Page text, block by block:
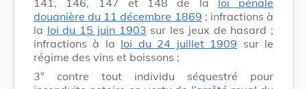
douanière du 11 décembre 1869 ; infractions à
la loi du 15 juin 1903 sur les jeux de hasard ;
infractions à la loi du 24 juillet 1909 sur le
régime des vins et boissons ;
3° contre tout individu séquestré pour